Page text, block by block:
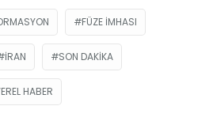
FÜZE IMHASI
İRAN SON DAKIKA
HABER